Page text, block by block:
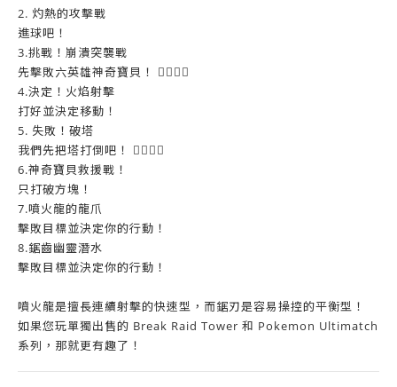
2. 灼熱的攻擊戰
進球吧！
3.挑戰！崩潰突襲戰
先擊敗六英雄神奇寶貝！ 
4.決定！火焰射擊
打好並決定移動！
5. 失敗！破塔
我們先把塔打倒吧！ 
6.神奇寶貝救援戰！
只打破方塊！
7.噴火龍的龍爪
擊敗目標並決定你的行動！
8.鋸齒幽靈潛水
擊敗目標並決定你的行動！
噴火龍是擅長連續射擊的快速型，而鋸刃是容易操控的平衡型！
如果您玩單獨出售的 Break Raid Tower 和 Pokemon Ultimatch
系列，那就更有趣了！